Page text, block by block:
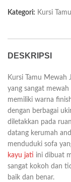
Kategori: Kursi Tamu
DESKRIPSI
Kursi Tamu Mewah
yang sangat
memiliki warna
dengan berbagai
diletakkan pada
datang kerumah
menduduki sofa
kayu jati ini dibuat
sangat kokoh dan
baik dan benar.